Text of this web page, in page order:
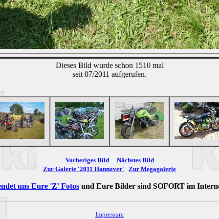
Dieses Bild wurde schon 1510 mal
seit 07/2011 aufgerufen.
Vorheriges Bild
Nächstes Bild
Zur Galerie '2011 Hannover'
Zur Megagalerie
uns Eure 'Z' Fotosund Eure Bilder sind SOFORTim
Impressum